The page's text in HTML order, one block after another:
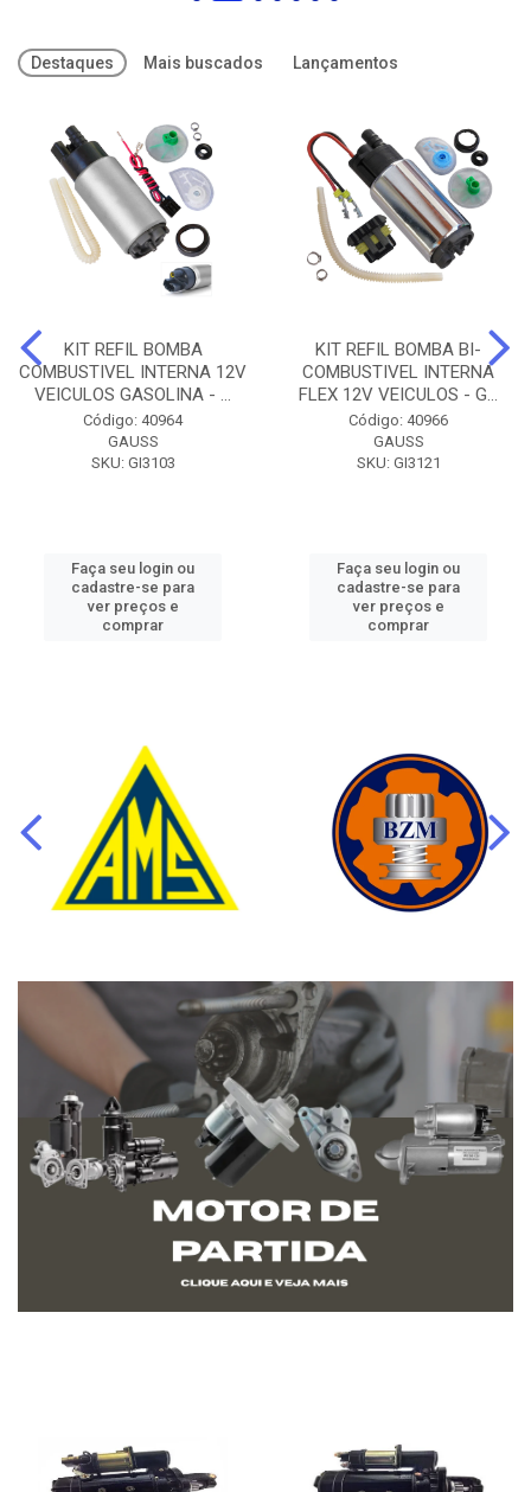
Destaques Mais buscados Lançamentos
KIT REFIL BOMBA
COMBUSTIVEL INTERNA 12V
VEICULOS GASOLINA - ...
Código: 40964
GAUSS
SKU: GI3103
Faça seu login ou
cadastre-se para
ver preços e
comprar
KIT REFIL BOMBA BI-
COMBUSTIVEL INTERNA
FLEX 12V VEICULOS - G...
Código: 40966
GAUSS
SKU: GI3121
Faça seu login ou
cadastre-se para
ver preços e
comprar